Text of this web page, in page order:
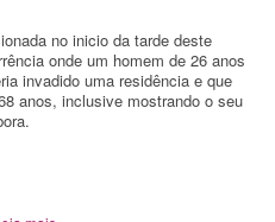
no inicio da tarde deste
onde um homem de 26 anos
invadido uma residência e que
anos, inclusive mostrando o seu